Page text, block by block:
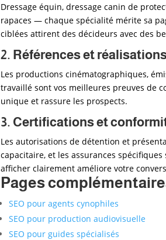
Dressage équin, dressage canin de
rapaces — chaque spécialité mérite sa
ciblées attirent des décideurs avec des
2. Références et
Les productions cinématographiques,
travaillé sont vos meilleures preuves de
unique et rassure les prospects.
3. Certifications et
Les autorisations de détention et
capacitaire, et les assurances
afficher clairement améliore votre
Pages
SEO pour agents cynophiles
SEO pour production audiovisuelle
SEO pour guides spécialisés